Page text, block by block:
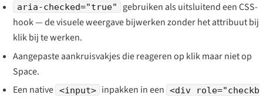
aria-checked="true"
gebruiken als uitsluitend een CSS-
hook — de visuele weergave bijwerken zonder het attribuut bij
klik bij te werken.
Aangepaste aankruisvakjes die reageren op klik maar niet op
Space.
Een native <input> inpakken in een <div role="checkb